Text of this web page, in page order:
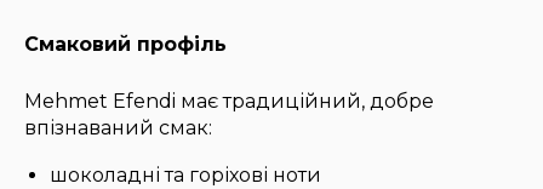
Смаковий профіль
Mehmet Efendi має традиційний, добре
впізнаваний смак:
шоколадні та горіхові ноти